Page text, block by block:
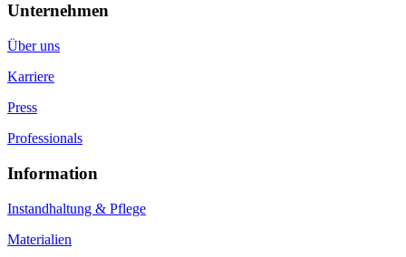
Unternehmen
Über uns
Karriere
Press
Professionals
Information
Instandhaltung & Pflege
Materialien